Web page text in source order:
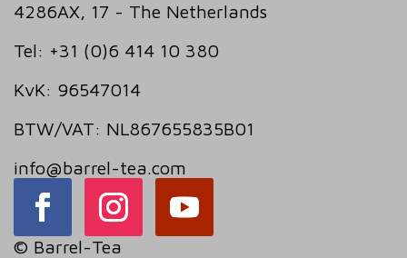
4286AX, 17 - The Netherlands
Tel: +31 (0)6 414 10 380
KvK: 96547014
BTW/VAT: NL867655835B01
info@barrel-tea.com
© Barrel-Tea